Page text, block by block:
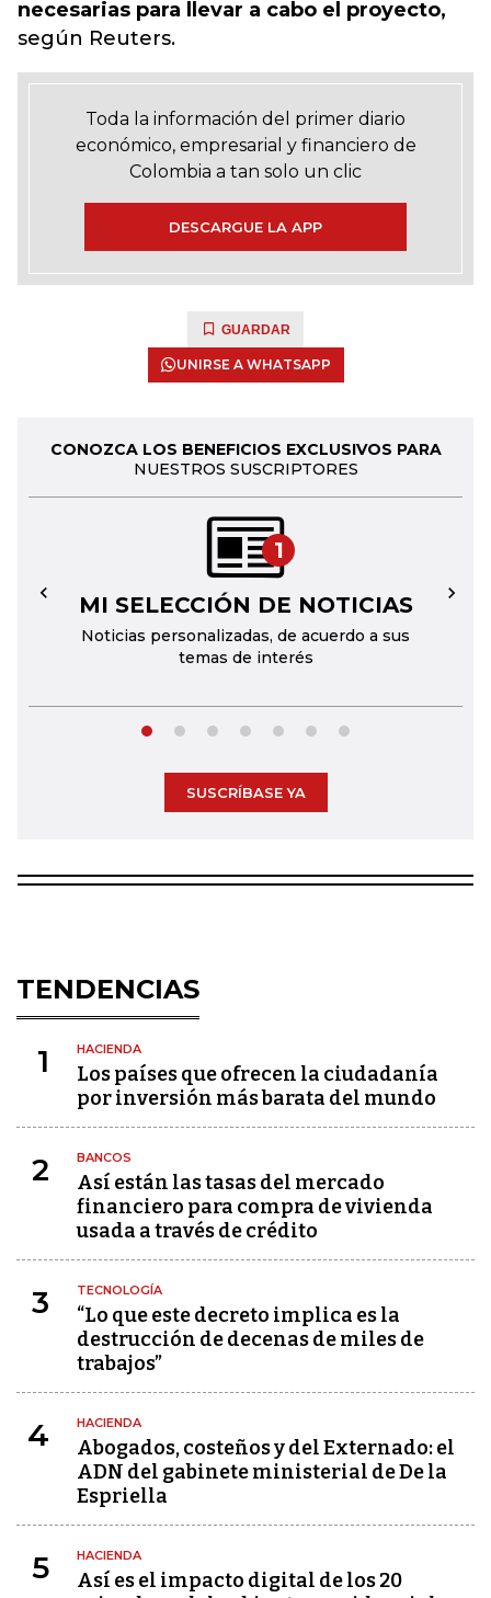
necesarias para llevar a cabo el proyecto,
según Reuters.
Toda la información del primer diario
económico, empresarial y financiero de
Colombia a tan solo un clic
DESCARGUE LA APP
GUARDAR
UNIRSE A WHATSAPP
CONOZCA LOS BENEFICIOS EXCLUSIVOS PARA
NUESTROS SUSCRIPTORES
1
MI SELECCIÓN DE NOTICIAS
Noticias personalizadas, de acuerdo a sus
temas de interés
← →
SUSCRÍBASE YA
TENDENCIAS
1 HACIENDA
Los países que ofrecen la ciudadanía
por inversión más barata del mundo
2 BANCOS
Así están las tasas del mercado
financiero para compra de vivienda
usada a través de crédito
3 TECNOLOGÍA
“Lo que este decreto implica es la
destrucción de decenas de miles de
trabajos”
4 HACIENDA
Abogados, costeños y del Externado: el
ADN del gabinete ministerial de De la
Espriella
5 HACIENDA
Así es el impacto digital de los 20